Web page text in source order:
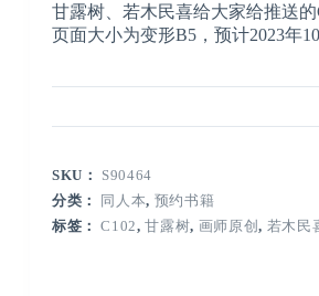
甘露树、若木民喜给大家给推送的
页面大小为变形B5，预计2023年
SKU： S90464
分类： 同人本, 预约书籍
标签：C102,甘露树, 画师原创, 若木民